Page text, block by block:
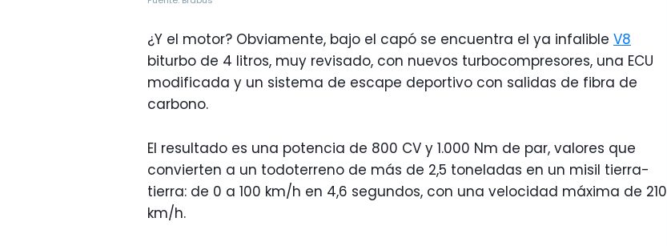
¿Y el motor? Obviamente, bajo el capó se encuentra el ya infalible V8
biturbo de 4 litros, muy revisado, con nuevos turbocompresores, una ECU
modificada y un sistema de escape deportivo con salidas de fibra de
carbono.
El resultado es una potencia de 800 CV y 1.000 Nm de par, valores que
convierten a un todoterreno de más de 2,5 toneladas en un misil tierra-
tierra: de 0 a 100 km/h en 4,6 segundos, con una velocidad máxima de 210
km/h.